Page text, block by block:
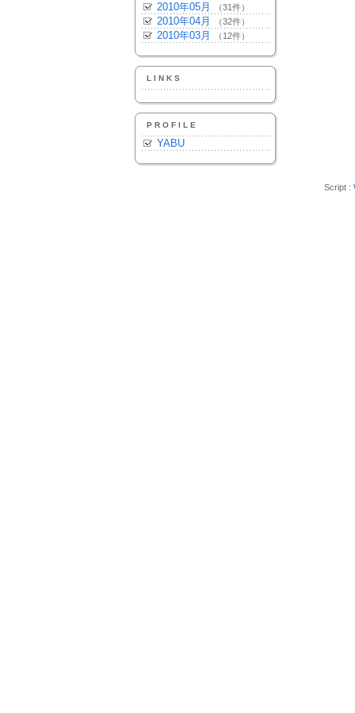
2010年05月 （31件）
2010年04月 （32件）
2010年03月 （12件）
LINKS
PROFILE
YABU
Script :